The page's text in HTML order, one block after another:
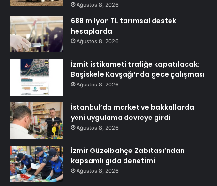
Ağustos 8, 2026
688 milyon TL tarımsal destek
hesaplarda
Ağustos 8, 2026
İzmit istikameti trafiğe kapatılacak:
Başiskele Kavşağı’nda gece çalışması
Ağustos 8, 2026
İstanbul’da market ve bakkallarda
yeni uygulama devreye girdi
Ağustos 8, 2026
İzmir Güzelbahçe Zabıtası’ndan
kapsamlı gıda denetimi
Ağustos 8, 2026